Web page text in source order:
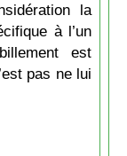
la
à l’un
est
pas ne lui